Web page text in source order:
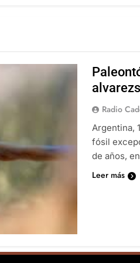
Radio
Argentina,
fósil
de años,
Leer más